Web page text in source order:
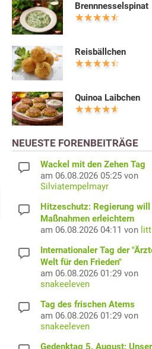
Brennnesselspinat
Reisbällchen
Quinoa Laibchen
NEUESTE FORENBEITRÄGE
Wackel mit den Zehen Tag
am 06.08.2026 05:25 von
Silviatempelmayr
Hitzeschutz: Regierung will
Maßnahmen erleichtern
am 06.08.2026 04:11 von
Internationaler Tag der
Welt für den Frieden"
am 06.08.2026 01:29 von
snakeeleven
Tag des frischen Atems
am 06.08.2026 01:29 von
snakeeleven
Gedenktag 5. August: